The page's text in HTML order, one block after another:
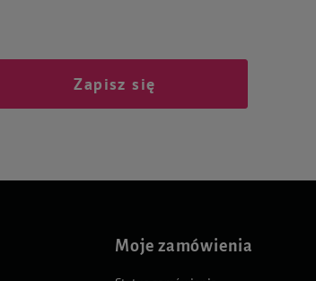
Zapisz się
Moje zamówienia